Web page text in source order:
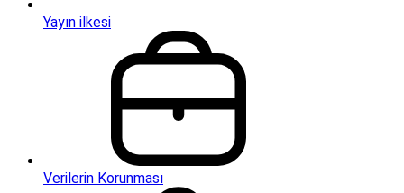
Yayın ilkesi
Verilerin Korunması